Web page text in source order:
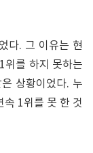
다. 그 이유는 현
위를 하지 못하는
상황이었다. 누
속 1위를 못 한 것